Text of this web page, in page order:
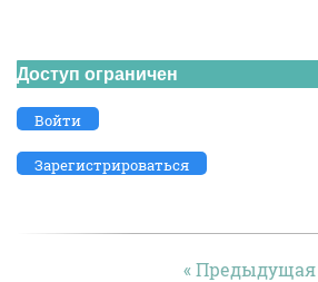
Доступ ограничен
Войти
Зарегистрироваться
« Предыдущая